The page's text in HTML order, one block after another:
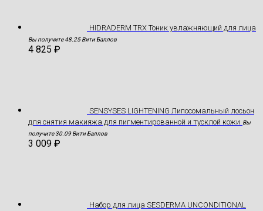
HIDRADERM TRX Тоник увлажняющий для лица
Вы получите 48.25 Вити Баллов
4 825 ₽
SENSYSES LIGHTENING Липосомальный лосьон
для снятия макияжа для пигментированной и тусклой кожи Вы
получите 30.09 Вити Баллов
3 009 ₽
Hабор для лица SESDERMA UNCONDITIONAL